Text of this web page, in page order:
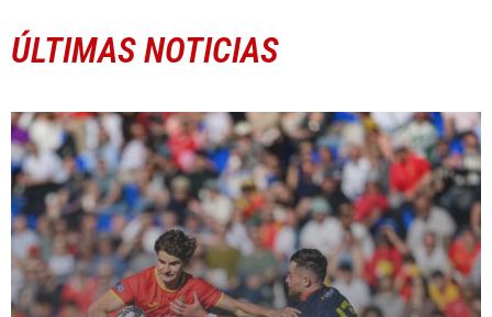
ÚLTIMAS NOTICIAS